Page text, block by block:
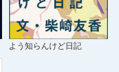
よう知らんけど日記